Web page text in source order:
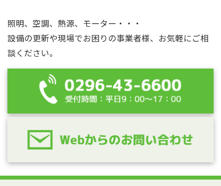
照明、空調、熱源、モーター・・・
設備の更新や現場でお困りの事業者様、お気軽にご相
談ください。